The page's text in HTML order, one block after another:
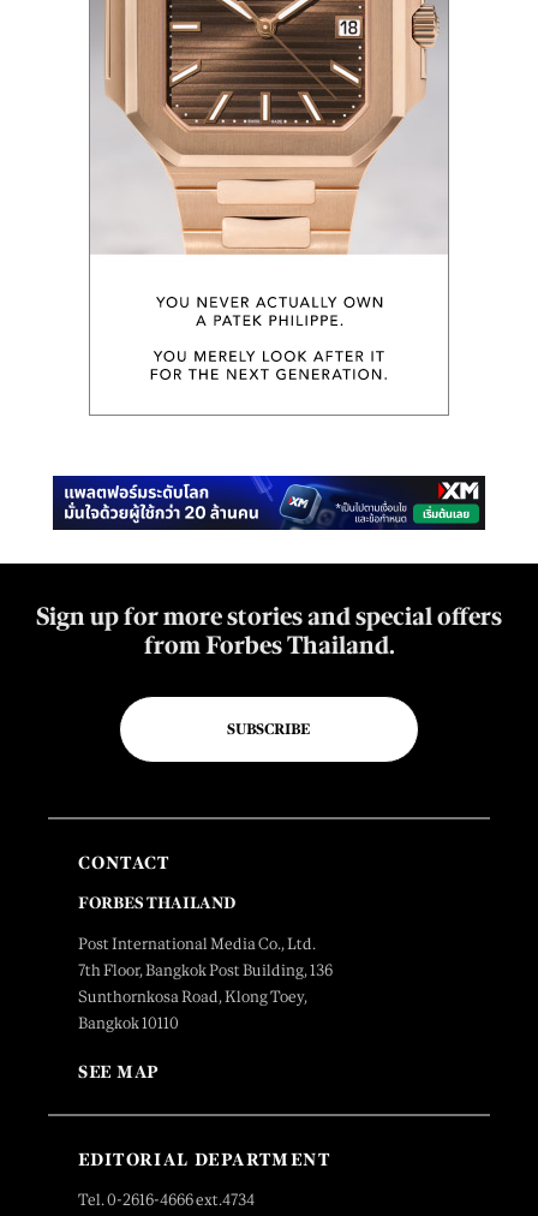
Sign up for more stories and special offers
from Forbes Thailand.
SUBSCRIBE
CONTACT
FORBES THAILAND
Post International Media Co., Ltd.
7th Floor, Bangkok Post Building, 136
Sunthornkosa Road, Klong Toey,
Bangkok 10110
SEE MAP
EDITORIAL DEPARTMENT
Tel. 0-2616-4666 ext.4734